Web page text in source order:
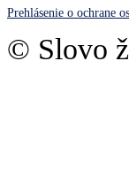
Prehlásenie o ochrane
© Slovo